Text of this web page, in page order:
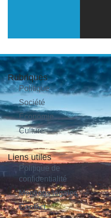
Rubriques
Politique
Société
Économie
Culture
Liens utiles
Politique de
confidentialité
Mentions légales
Contact